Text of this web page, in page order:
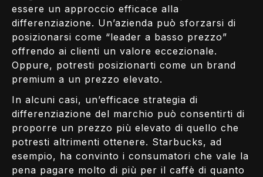
essere un approccio efficace alla
differenziazione. Un’azienda può sforzarsi di
posizionarsi come “leader a basso prezzo”
offrendo ai clienti un valore eccezionale.
Oppure, potresti posizionarti come un brand
premium a un prezzo elevato.
In alcuni casi, un’efficace strategia di
differenziazione del marchio può consentirti di
proporre un prezzo più elevato di quello che
potresti altrimenti ottenere. Starbucks, ad
esempio, ha convinto i consumatori che vale la
pena pagare molto di più per il caffè di quanto